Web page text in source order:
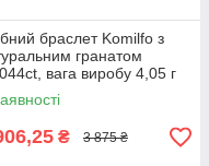
браслет Komilfo з
гранатом
вага виробу 4,05 г
1720 розмір
₴ 3 875 ₴